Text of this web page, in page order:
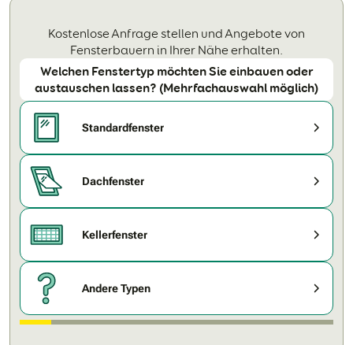
Kostenlose Anfrage stellen und Angebote von
Fensterbauern in Ihrer Nähe erhalten.
Welchen Fenstertyp möchten Sie einbauen oder
austauschen lassen? (Mehrfachauswahl möglich)
Standardfenster
Dachfenster
Kellerfenster
Andere Typen